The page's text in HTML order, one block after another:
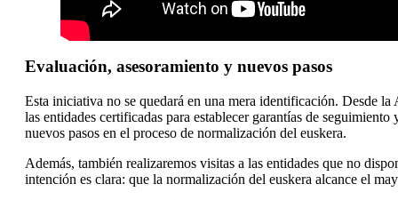
Evaluación, asesoramiento y nuevos pasos
Esta iniciativa no se quedará en una mera identificación. Desde
las entidades certificadas para establecer garantías de
nuevos pasos en el proceso de normalización del euskera.
Además, también realizaremos visitas a las entidades que no
intención es clara: que la normalización del euskera alcance el